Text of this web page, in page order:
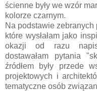
ścienne były we wzór
kolorze czarnym.
Na podstawie
które wysłałam jako
okazji od razu
dostawałam pytania
źródłem były przede
projektowych i
tematyczne osób